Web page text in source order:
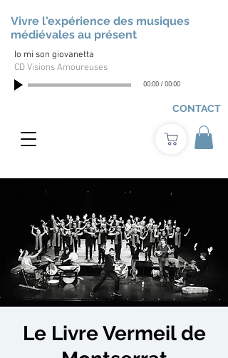
Vivre l'expérience des musiques
médiévales au présent
Io mi son giovanetta
CD Visions Amoureuses
00:00/00:00
CONTACT
Le Livre Vermeil de